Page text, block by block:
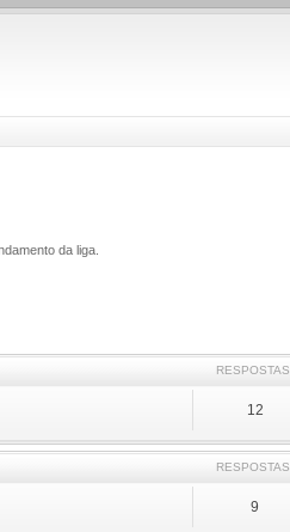
da liga.
RESPOSTAS
12
RESPOSTAS
9